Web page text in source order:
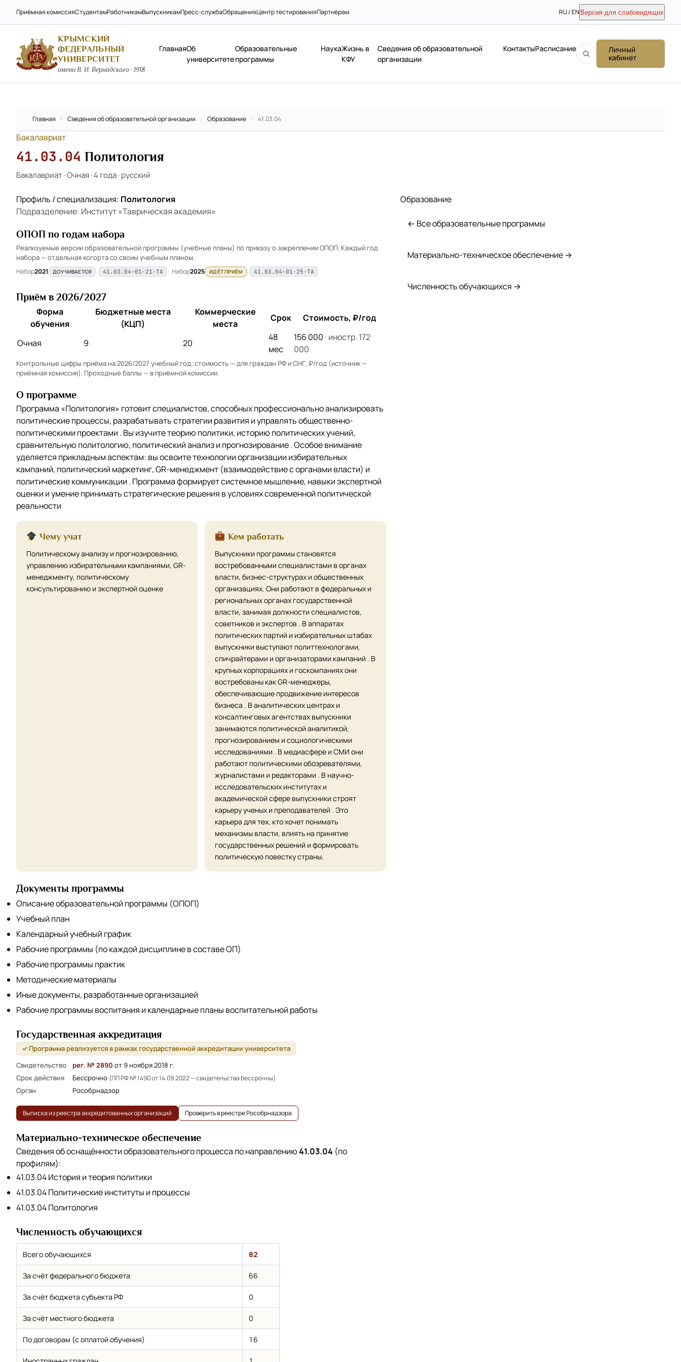
Приёмная комиссияСтудентамРаботникамВыпускникамПресс-службаОбращенияЦентр тестированияПартнёрам RU / EN Версия для слабовидящих
КРЫМСКИЙ
ФЕДЕРАЛЬНЫЙ
УНИВЕРСИТЕТ
имени В. И. Вернадского · 1918
ГлавнаяОб
университете
Образовательные
программы
НаукаЖизнь в
КФУ
Сведения об образовательной
организации
КонтактыРасписание
Личный
кабинет
Главная / Сведения об образовательной организации / Образование / 41.03.04
Бакалавриат
41.03.04 Политология
Бакалавриат·Очная·4 года·русский
Профиль / специализация: Политология
Подразделение: Институт «Таврическая академия»
ОПОП по годам набора
Реализуемые версии образовательной программы (учебные планы) по приказу о закреплении ОПОП. Каждый год
набора — отдельная когорта со своим учебным планом.
Набор2021 ДОУЧИВАЕТСЯ 41.03.04-01-21-ТА Набор2025 ИДЁТ ПРИЁМ 41.03.04-01-25-ТА
Приём в 2026/2027
Форма
обучения
Бюджетные места
(КЦП)
Коммерческие
места
Срок Стоимость, ₽/год
Очная 9 20
48
мес
156 000 · иностр. 172
000
Контрольные цифры приёма на 2026/2027 учебный год; стоимость — для граждан РФ и СНГ, ₽/год (источник —
приёмная комиссия). Проходные баллы — в приёмной комиссии.
О программе
Программа «Политология» готовит специалистов, способных профессионально анализировать
политические процессы, разрабатывать стратегии развития и управлять общественно-
политическими проектами . Вы изучите теорию политики, историю политических учений,
сравнительную политологию, политический анализ и прогнозирование . Особое внимание
уделяется прикладным аспектам: вы освоите технологии организации избирательных
кампаний, политический маркетинг, GR-менеджмент (взаимодействие с органами власти) и
политические коммуникации . Программа формирует системное мышление, навыки экспертной
оценки и умение принимать стратегические решения в условиях современной политической
реальности
Чему учат
Политическому анализу и прогнозированию,
управлению избирательными кампаниями, GR-
менеджменту, политическому
консультированию и экспертной оценке
Кем работать
Выпускники программы становятся
востребованными специалистами в органах
власти, бизнес-структурах и общественных
организациях. Они работают в федеральных и
региональных органах государственной
власти, занимая должности специалистов,
советников и экспертов . В аппаратах
политических партий и избирательных штабах
выпускники выступают политтехнологами,
спичрайтерами и организаторами кампаний . В
крупных корпорациях и госкомпаниях они
востребованы как GR-менеджеры,
обеспечивающие продвижение интересов
бизнеса . В аналитических центрах и
консалтинговых агентствах выпускники
занимаются политической аналитикой,
прогнозированием и социологическими
исследованиями . В медиасфере и СМИ они
работают политическими обозревателями,
журналистами и редакторами . В научно-
исследовательских институтах и
академической сфере выпускники строят
карьеру ученых и преподавателей . Это
карьера для тех, кто хочет понимать
механизмы власти, влиять на принятие
государственных решений и формировать
политическую повестку страны.
Документы программы
Описание образовательной программы (ОПОП)
Учебный план
Календарный учебный график
Рабочие программы (по каждой дисциплине в составе ОП)
Рабочие программы практик
Методические материалы
Иные документы, разработанные организацией
Рабочие программы воспитания и календарные планы воспитательной работы
Государственная аккредитация
✓ Программа реализуется в рамках государственной аккредитации университета
Свидетельство
рег. № 2890 от 9 ноября 2018 г.
Срок действия
Бессрочно (ПП РФ № 1490 от 14.09.2022 — свидетельства бессрочны)
Орган Рособрнадзор
Выписка из реестра аккредитованных организаций Проверить в реестре Рособрнадзора
Материально-техническое обеспечение
Сведения об оснащённости образовательного процесса по направлению41.03.04 (по
профилям):
41.03.04 История и теория политики
41.03.04 Политические институты и процессы
41.03.04 Политология
Численность обучающихся
Всего обучающихся 82
За счёт федерального бюджета 66
За счёт бюджета субъекта РФ 0
За счёт местного бюджета 0
По договорам (с оплатой обучения) 16
Образование
← Все образовательные программы
Материально-техническое обеспечение →
Численность обучающихся →